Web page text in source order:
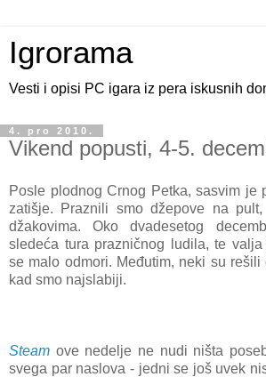
Igrorama
Vesti i opisi PC igara iz pera iskusnih
4. pro 2010.
Vikend popusti, 4-5.
Posle plodnog Crnog Petka, sasvim je
zatišje. Praznili smo džepove na
džakovima. Oko dvadesetog
sledeća tura prazničnog ludila, te
se malo odmori. Međutim, neki su rešili
kad smo najslabiji.
Steam ove nedelje ne nudi ništa
svega par naslova - jedni se još uvek